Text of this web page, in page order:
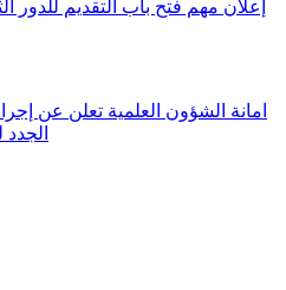
إعلان مهم فتح باب التقديم
امانة الشؤون العلمية تعلن عن
الجدد